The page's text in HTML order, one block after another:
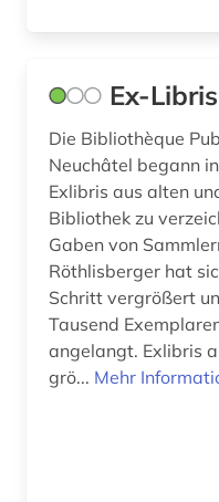
italienisch (2)
jansenismus (1)
jean (1)
juden (2)
judentum (1)
Ex-Libris
Die Bibliothèque
Neuchâtel begann
Exlibris aus alten
Bibliothek zu
Gaben von
Röthlisberger hat
Schritt vergrößert
Tausend
angelangt. Exlibris
grö... Mehr